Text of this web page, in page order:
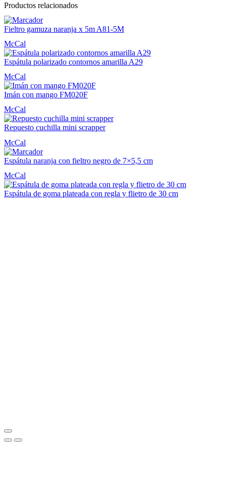
Productos relacionados
Fieltro gamuza naranja x 5m A81-5M
McCal
Espátula polarizado contornos amarilla A29
McCal
Imán con mango FM020F
McCal
Repuesto cuchilla mini scrapper
McCal
Espátula naranja con fieltro negro de 7×5,5 cm
McCal
Espátula de goma plateada con regla y flietro de 30 cm